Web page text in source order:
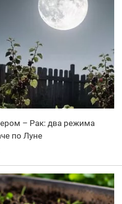
– Рак: два режима
по Луне